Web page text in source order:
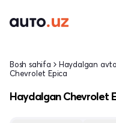
Bosh sahifa Haydalgan
Chevrolet Epica
Haydalgan Chevrolet